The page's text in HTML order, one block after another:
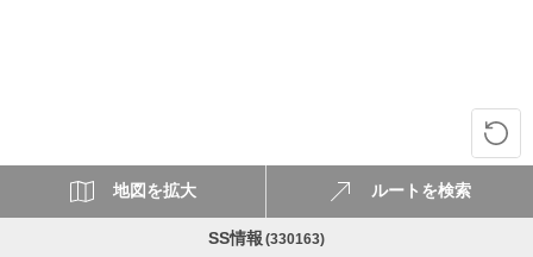
SS情報 (330163)
地図を拡大 ルートを検索